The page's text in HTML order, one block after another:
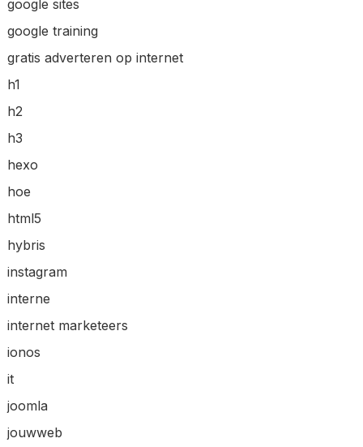
google sites
google training
gratis adverteren op internet
h1
h2
h3
hexo
hoe
html5
hybris
instagram
interne
internet marketeers
ionos
it
joomla
jouwweb